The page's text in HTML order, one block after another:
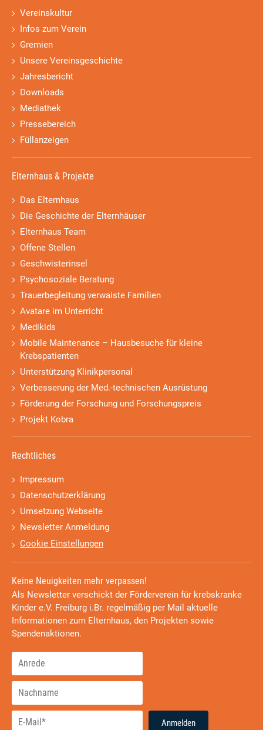
Vereinskultur
Infos zum Verein
Gremien
Unsere Vereinsgeschichte
Jahresbericht
Downloads
Mediathek
Pressebereich
Füllanzeigen
Elternhaus & Projekte
Das Elternhaus
Die Geschichte der Elternhäuser
Elternhaus Team
Offene Stellen
Geschwisterinsel
Psychosoziale Beratung
Trauerbegleitung verwaiste Familien
Avatare im Unterricht
Medikids
Mobile Maintenance – Hausbesuche für kleine
Krebspatienten
Unterstützung Klinikpersonal
Verbesserung der Med.-technischen Ausrüstung
Förderung der Forschung und Forschungspreis
Projekt Kobra
Rechtliches
Impressum
Datenschutzerklärung
Umsetzung Webseite
Newsletter Anmeldung
Cookie Einstellungen
Keine Neuigkeiten mehr verpassen!
Als Newsletter verschickt der Förderverein für krebskranke
Kinder e.V. Freiburg i.Br. regelmäßig per Mail aktuelle
Informationen zum Elternhaus, den Projekten sowie
Spendenaktionen.
Anmelden